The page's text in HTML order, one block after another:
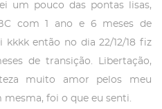
um pouco das pontas lisas,
com 1 ano e 6 meses de
então no dia 22/12/18 fiz
de transição. Libertação,
muito amor pelos meu
foi o que eu senti.